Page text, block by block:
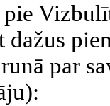
dažus
par